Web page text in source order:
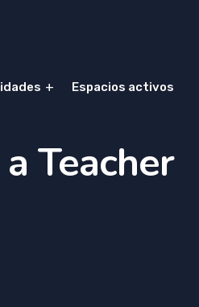
Espacios activos
Teacher